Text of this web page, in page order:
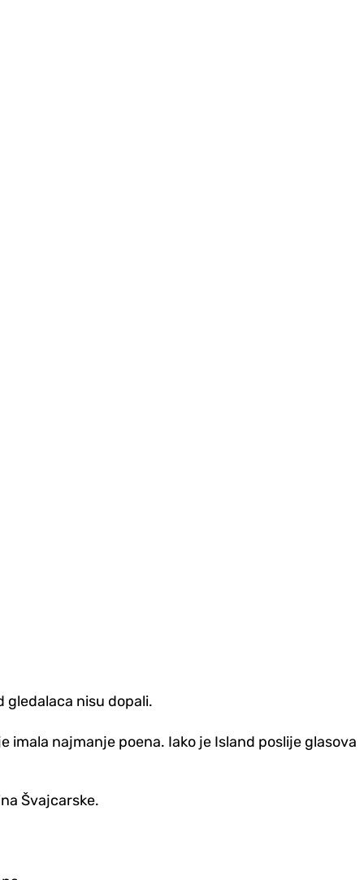
gledalaca nisu dopali.
imala najmanje poena. Iako je Island poslije glasova
Švajcarske.